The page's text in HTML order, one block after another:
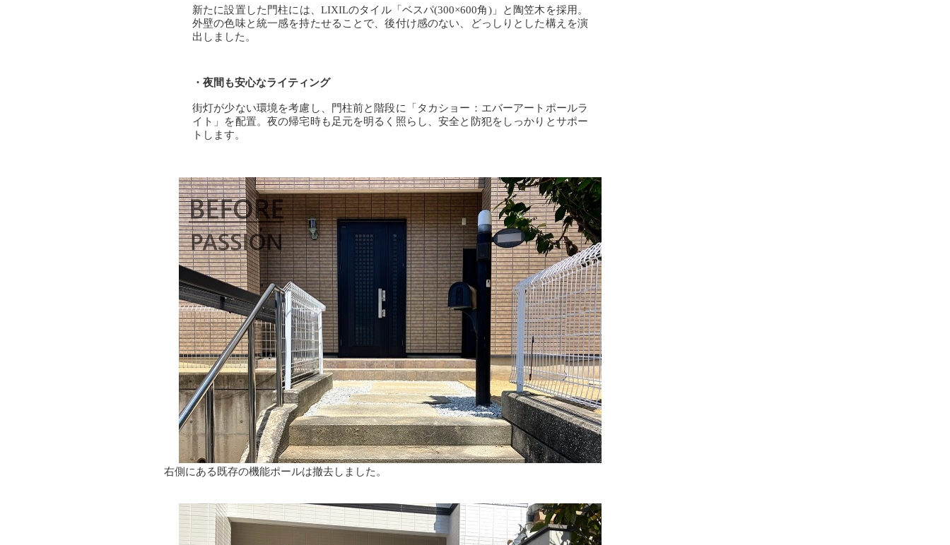
新たに設置した門柱には、LIXILのタイル「ベスパ(300×600角)」と陶笠木を採用。
外壁の色味と統一感を持たせることで、後付け感のない、どっしりとした構えを演
出しました。
・夜間も安心なライティング
街灯が少ない環境を考慮し、門柱前と階段に「タカショー：エバーアートポールラ
イト」を配置。夜の帰宅時も足元を明るく照らし、安全と防犯をしっかりとサポー
トします。
右側にある既存の機能ポールは撤去しました。